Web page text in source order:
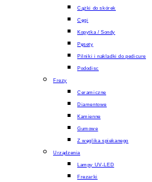
Cążki do skórek
Cęgi
Kopytka / Sondy
Pęsety
Pilniki i nakladki do pedicure
Pododisc
Frezy
Ceramiczne
Diamentowe
Kamienne
Gumowe
Z węglika spiekanego
Urządzenia
Lampy UV-LED
Frezarki